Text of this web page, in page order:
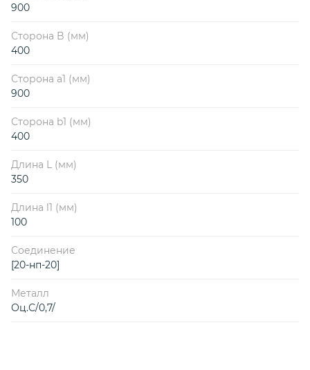
900
Сторона B (мм)
400
Сторона a1 (мм)
900
Сторона b1 (мм)
400
Длина L (мм)
350
Длина l1 (мм)
100
Соединение
[20-нп-20]
Металл
Оц.С/0,7/